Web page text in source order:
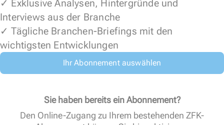
✓ Exklusive Analysen, Hintergründe und
Interviews aus der Branche
✓ Tägliche Branchen-Briefings mit den
wichtigsten Entwicklungen
Ihr Abonnement auswählen
Sie haben bereits ein Abonnement?
Den Online-Zugang zu Ihrem bestehenden ZFK-